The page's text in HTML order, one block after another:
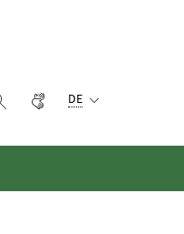
Gebärdensprache
DE